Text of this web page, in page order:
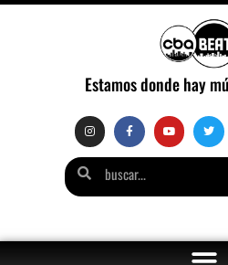
Estamos donde hay